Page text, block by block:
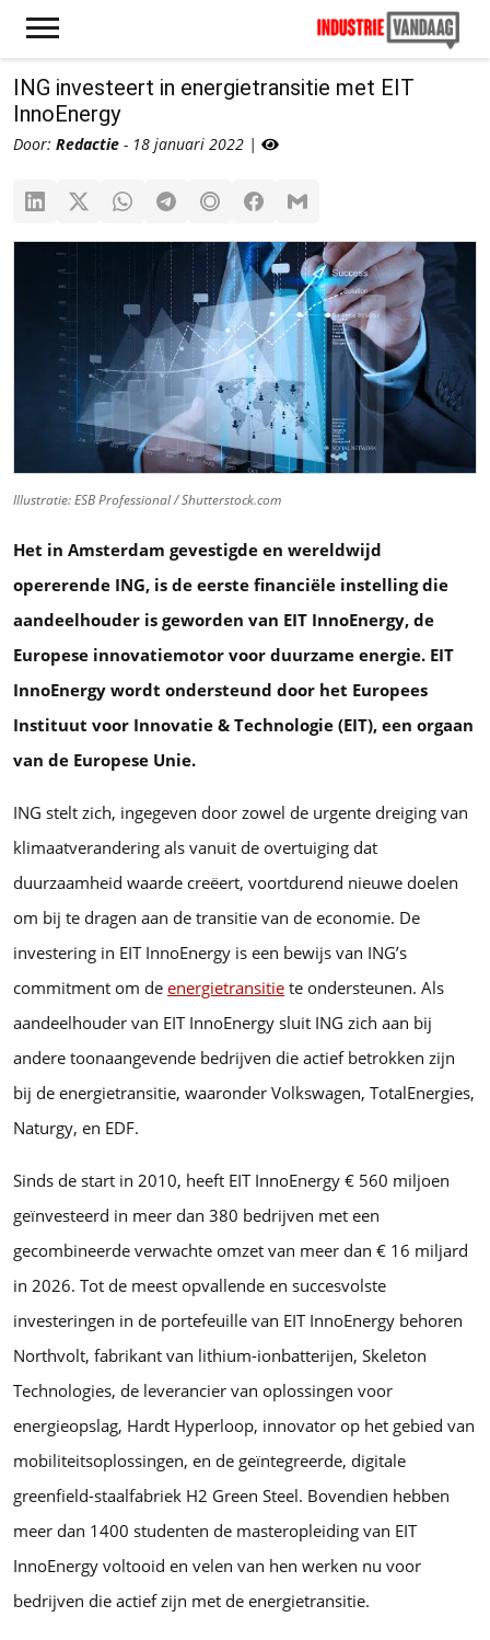
ING investeert in energietransitie met EIT
InnoEnergy
Door: Redactie - 18 januari 2022 |
Illustratie: ESB Professional / Shutterstock.com
Het in Amsterdam gevestigde en wereldwijd
opererende ING, is de eerste financiële instelling die
aandeelhouder is geworden van EIT InnoEnergy, de
Europese innovatiemotor voor duurzame energie. EIT
InnoEnergy wordt ondersteund door het Europees
Instituut voor Innovatie & Technologie (EIT), een orgaan
van de Europese Unie.
ING stelt zich, ingegeven door zowel de urgente dreiging van
klimaatverandering als vanuit de overtuiging dat
duurzaamheid waarde creëert, voortdurend nieuwe doelen
om bij te dragen aan de transitie van de economie. De
investering in EIT InnoEnergy is een bewijs van ING’s
commitment om de energietransitie te ondersteunen. Als
aandeelhouder van EIT InnoEnergy sluit ING zich aan bij
andere toonaangevende bedrijven die actief betrokken zijn
bij de energietransitie, waaronder Volkswagen, TotalEnergies,
Naturgy, en EDF.
Sinds de start in 2010, heeft EIT InnoEnergy € 560 miljoen
geïnvesteerd in meer dan 380 bedrijven met een
gecombineerde verwachte omzet van meer dan € 16 miljard
in 2026. Tot de meest opvallende en succesvolste
investeringen in de portefeuille van EIT InnoEnergy behoren
Northvolt, fabrikant van lithium-ionbatterijen, Skeleton
Technologies, de leverancier van oplossingen voor
energieopslag, Hardt Hyperloop, innovator op het gebied van
mobiliteitsoplossingen, en de geïntegreerde, digitale
greenfield-staalfabriek H2 Green Steel. Bovendien hebben
meer dan 1400 studenten de masteropleiding van EIT
InnoEnergy voltooid en velen van hen werken nu voor
bedrijven die actief zijn met de energietransitie.